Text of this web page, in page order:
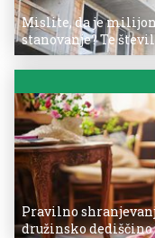
Mislite, da je milijon
stanovanje? Te
Pravilno
družinsko dediščino